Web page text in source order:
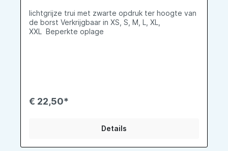
lichtgrijze trui met zwarte opdruk ter hoogte van
de borst Verkrijgbaar in XS, S, M, L, XL,
XXL Beperkte oplage
€ 22,50*
Details